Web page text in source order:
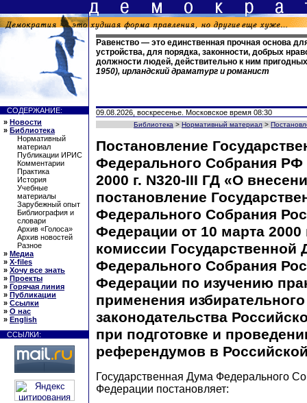
Равенство — это единственная прочная основа
устройства, для порядка, законности, добрых
должности людей, действительно к ним
1950), ирландский драматург и романист
СОДЕРЖАНИЕ:
» Новости
» Библиотека
Нормативный
материал
Публикации ИРИС
Комментарии
Практика
История
Учебные
материалы
Зарубежный опыт
Библиография и
словари
Архив «Голоса»
Архив новостей
Разное
» Медиа
» X-files
» Хочу все знать
» Проекты
» Горячая линия
» Публикации
» Ссылки
» О нас
» English
ССЫЛКИ:
09.08.2026, воскресенье. Московское время 08:30
Библиотека > Нормативный материал >
Постановление
Федерального Собрания РФ
2000 г. N320-III ГД «О
постановление
Федерального Собрания
Федерации от 10 марта 2000
комиссии Государственной
Федерального Собрания
Федерации по изучению
применения избирательного
законодательства
при подготовке и
референдумов в
Государственная Дума Федерального
Федерации постановляет: